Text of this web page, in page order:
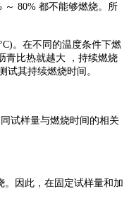
～ 80% 都不能够燃烧。所
。在不同的温度条件下燃
青比热就越大 ，持续燃烧
其持续燃烧时间。
试样量与燃烧时间的相关
因此，在固定试样量和加